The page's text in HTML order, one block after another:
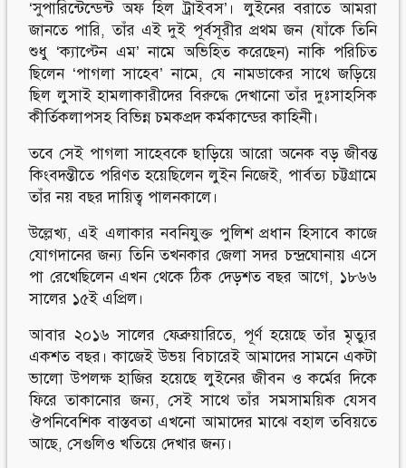
‘সুপারিন্টেন্ডেন্ট অফ হিল ট্রাইবস’। লুইনের বরাতে আমরা
জানতে পারি, তাঁর এই দুই পূর্বসূরীর প্রথম জন (যাঁকে তিনি
শুধু ‘ক্যাপ্টেন এম’ নামে অভিহিত করেছেন) নাকি পরিচিত
ছিলেন ‘পাগলা সাহেব’ নামে, যে নামডাকের সাথে জড়িয়ে
ছিল লুসাই হামলাকারীদের বিরুদ্ধে দেখানো তাঁর দুঃসাহসিক
কীর্তিকলাপসহ বিভিন্ন চমকপ্রদ কর্মকান্ডের কাহিনী।
তবে সেই পাগলা সাহেবকে ছাড়িয়ে আরো অনেক বড় জীবন্ত
কিংবদন্তীতে পরিণত হয়েছিলেন লুইন নিজেই, পার্বত্য চট্টগ্রামে
তাঁর নয় বছর দায়িত্ব পালনকালে।
উল্লেখ্য, এই এলাকার নবনিযুক্ত পুলিশ প্রধান হিসাবে কাজে
যোগদানের জন্য তিনি তখনকার জেলা সদর চন্দ্রঘোনায় এসে
পা রেখেছিলেন এখন থেকে ঠিক দেড়শত বছর আগে, ১৮৬৬
সালের ১৫ই এপ্রিল।
আবার ২০১৬ সালের ফেব্রুয়ারিতে, পূর্ণ হয়েছে তাঁর মৃত্যুর
একশত বছর। কাজেই উভয় বিচারেই আমাদের সামনে একটা
ভালো উপলক্ষ হাজির হয়েছে লুইনের জীবন ও কর্মের দিকে
ফিরে তাকানোর জন্য, সেই সাথে তাঁর সমসাময়িক যেসব
ঔপনিবেশিক বাস্তবতা এখনো আমাদের মাঝে বহাল তবিয়তে
আছে, সেগুলিও খতিয়ে দেখার জন্য।